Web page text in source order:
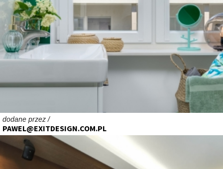
dodane przez /
PAWEL@EXITDESIGN.COM.PL